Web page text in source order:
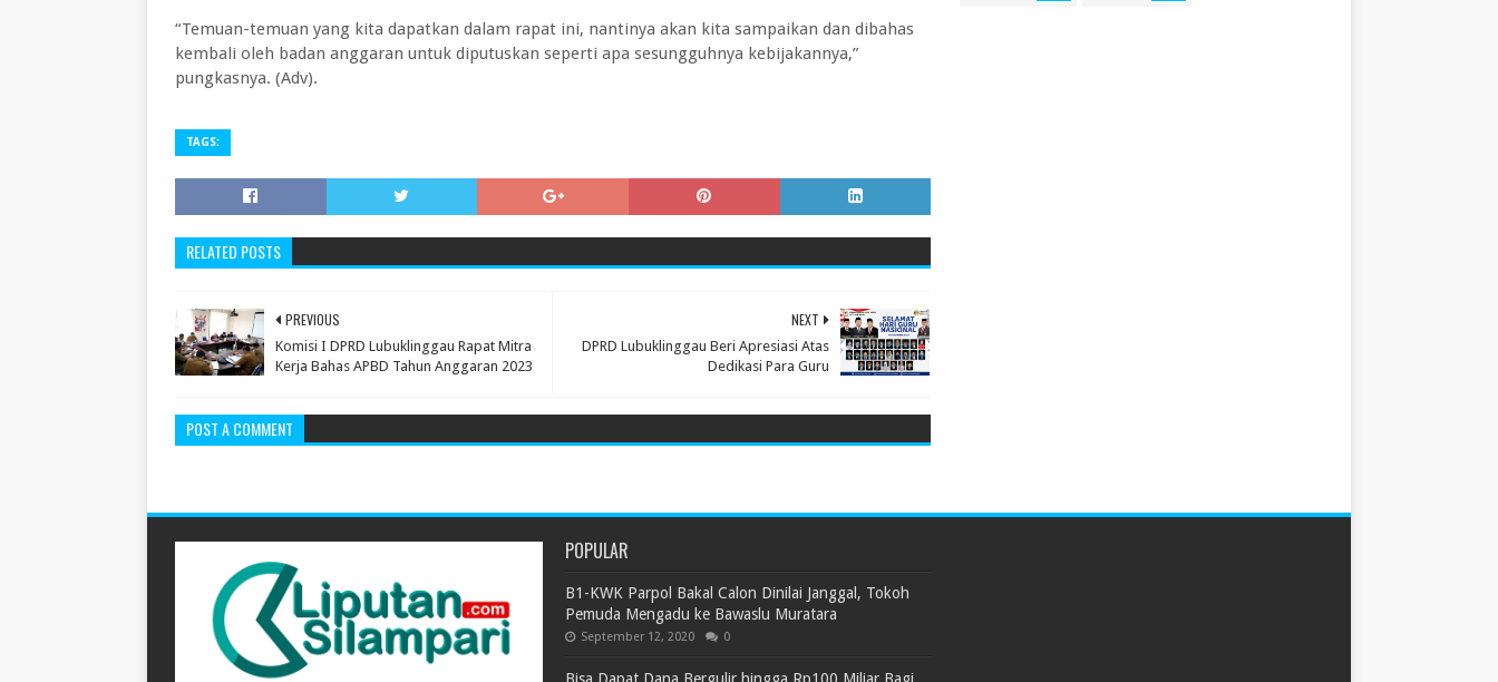
“Temuan-temuan yang kita dapatkan dalam rapat ini, nantinya akan kita sampaikan dan dibahas
kembali oleh badan anggaran untuk diputuskan seperti apa sesungguhnya kebijakannya,”
pungkasnya. (Adv).
TAGS:
RELATED POSTS
NEXT
DPRD Lubuklinggau Beri Apresiasi Atas
Dedikasi Para Guru
PREVIOUS
Komisi I DPRD Lubuklinggau Rapat Mitra
Kerja Bahas APBD Tahun Anggaran 2023
POST A COMMENT
POPULAR
B1-KWK Parpol Bakal Calon Dinilai Janggal, Tokoh
Pemuda Mengadu ke Bawaslu Muratara
September 12, 2020 0